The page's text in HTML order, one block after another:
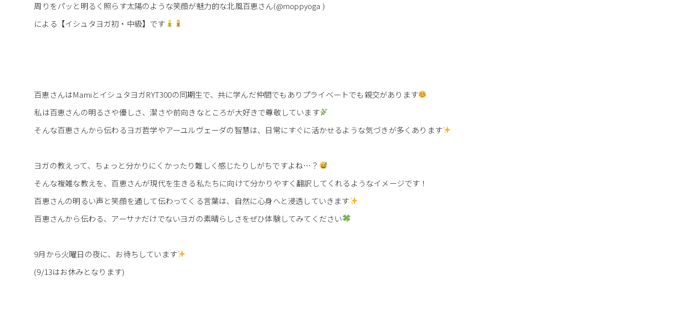
⁡周りをパッと明るく照らす太陽のような笑顔が魅力的な北風百恵さん(@moppyoga )
による【イシュタヨガ初・中級】です
百恵さんはMamiとイシュタヨガRYT300の同期生で、共に学んだ仲間でもありプライベートでも親交があります
⁡私は百恵さんの明るさや優しさ、潔さや前向きなところが大好きで尊敬しています
⁡そんな百恵さんから伝わるヨガ哲学やアーユルヴェーダの智慧は、日常にすぐに活かせるような気づきが多くあります
ヨガの教えって、ちょっと分かりにくかったり難しく感じたりしがちですよね…？
⁡そんな複雑な教えを、百恵さんが現代を生きる私たちに向けて分かりやすく翻訳してくれるようなイメージです！
⁡百恵さんの明るい声と笑顔を通して伝わってくる言葉は、自然に心身へと浸透していきます
⁡百恵さんから伝わる、アーサナだけでないヨガの素晴らしさをぜひ体験してみてください
9月から火曜日の夜に、お待ちしています
(9/13はお休みとなります)